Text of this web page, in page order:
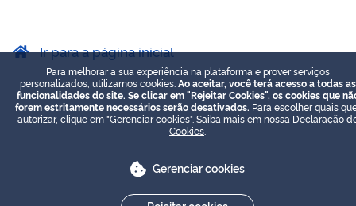
Ir para a página inicial
Para melhorar a sua experiência na plataforma e prover serviços
personalizados, utilizamos cookies. Ao aceitar, você terá acesso a todas as
funcionalidades do site. Se clicar em "Rejeitar Cookies", os cookies que
forem estritamente necessários serão desativados. Para escolher quais
autorizar, clique em "Gerenciar cookies". Saiba mais em nossa Declaração
Cookies
Gerenciar cookies